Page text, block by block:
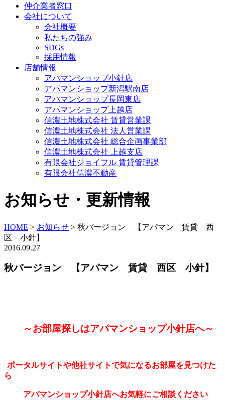
仲介業者窓口
会社について
会社概要
私たちの強み
SDGs
採用情報
店舗情報
アパマンショップ小針店
アパマンショップ新潟駅南店
アパマンショップ長岡東店
アパマンショップ上越店
信濃土地株式会社 賃貸営業課
信濃土地株式会社 法人営業課
信濃土地株式会社 総合企画事業部
信濃土地株式会社 上越支店
有限会社ジョイフル 賃貸管理課
有限会社信濃不動産
お知らせ・更新情報
HOME > お知らせ > 秋バージョン 【アパマン 賃貸 西
区 小針】
2016.09.27
秋バージョン 【アパマン 賃貸 西区 小針】
～お部屋探しはアパマンショップ小針店へ～
ポータルサイトや他社サイトで気になるお部屋を見つけた
ら
アパマンショップ小針店へお気軽にご相談ください